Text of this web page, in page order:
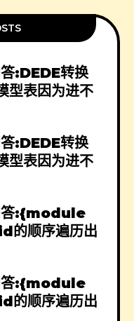
:DEDE转换
型表因为进不
:DEDE转换
型表因为进不
答:{module
的顺序遍历出
答:{module
的顺序遍历出